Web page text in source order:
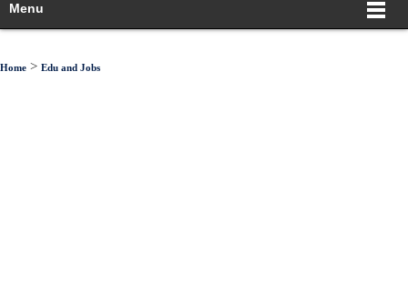
Menu
Home > Edu and Jobs